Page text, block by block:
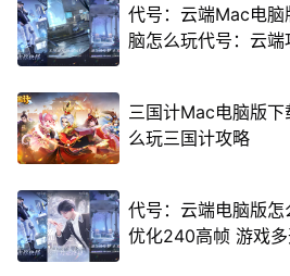
代号：云端Mac电
脑怎么玩代号：云端
三国计Mac电脑版
么玩三国计攻略
代号：云端电脑版
优化240高帧 游戏